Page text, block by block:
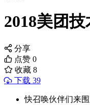
2018美团
分享
点赞 0
收藏 8
下载 39
快召唤伙伴们来